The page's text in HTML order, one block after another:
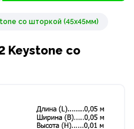
со шторкой (45x45мм)
Keystone со